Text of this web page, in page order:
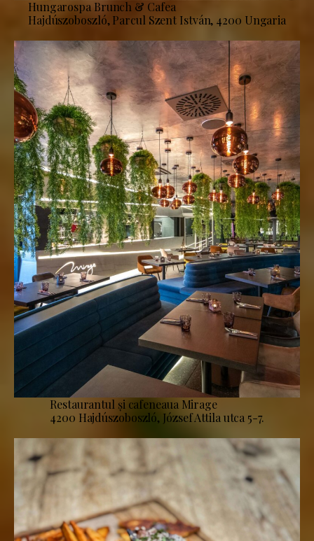
Hungarospa Brunch & Cafea
Hajdúszoboszló, Parcul Szent István, 4200 Ungaria
Restaurantul și cafeneaua Mirage
4200 Hajdúszoboszló, József Attila utca 5-7.